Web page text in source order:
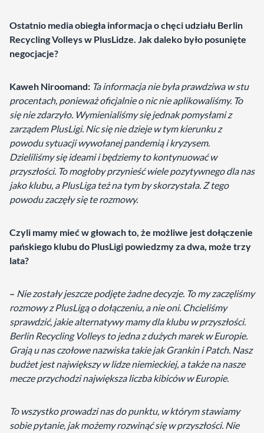
Ostatnio media obiegła informacja o chęci udziału Berlin
Recycling Volleys w PlusLidze. Jak daleko było posunięte
negocjacje?
Kaweh Niroomand: Ta informacja nie była prawdziwa w stu
procentach, ponieważ oficjalnie o nic nie aplikowaliśmy. To
się nie zdarzyło. Wymienialiśmy się jednak pomysłami z
zarządem PlusLigi. Nic się nie dzieje w tym kierunku z
powodu sytuacji wywołanej pandemią i kryzysem.
Dzieliliśmy się ideami i będziemy to kontynuować w
przyszłości. To mogłoby przynieść wiele pozytywnego dla nas
jako klubu, a PlusLiga też na tym by skorzystała. Z tego
powodu zaczęły się te rozmowy.
Czyli mamy mieć w głowach to, że możliwe jest dołączenie
pańskiego klubu do PlusLigi powiedzmy za dwa, może trzy
lata?
– Nie zostały jeszcze podjęte żadne decyzje. To my zaczęliśmy
rozmowy z PlusLigą o dołączeniu, a nie oni. Chcieliśmy
sprawdzić, jakie alternatywy mamy dla klubu w przyszłości.
Berlin Recycling Volleys to jedna z dużych marek w Europie.
Grają u nas czołowe nazwiska takie jak Grankin i Patch. Nasz
budżet jest największy w lidze niemieckiej, a także na nasze
mecze przychodzi największa liczba kibiców w Europie.
To wszystko prowadzi nas do punktu, w którym stawiamy
sobie pytanie, jak możemy rozwinąć się w przyszłości. Nie